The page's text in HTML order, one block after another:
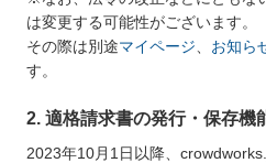
は変更する可能性がございます。
その際は別途マイページ お知ら
す。
2. 適格請求書の発行・保存機
2023年10月1日以降、